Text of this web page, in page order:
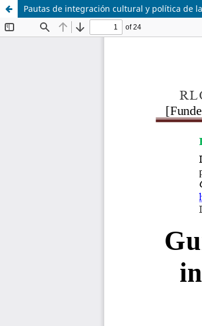
Pautas de integración cultural y política de